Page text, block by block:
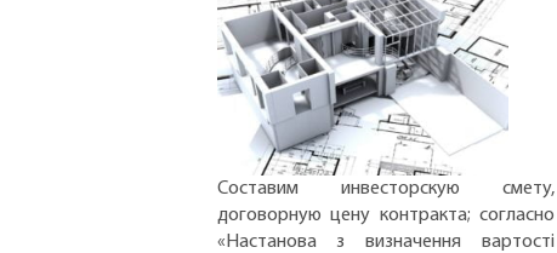
Составим инвесторскую смету,
договорную цену контракта; согласно
«Настанова з визначення вартості